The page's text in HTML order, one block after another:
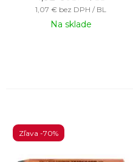
1,07 € bez DPH / BL
Na sklade
Zľava -70%